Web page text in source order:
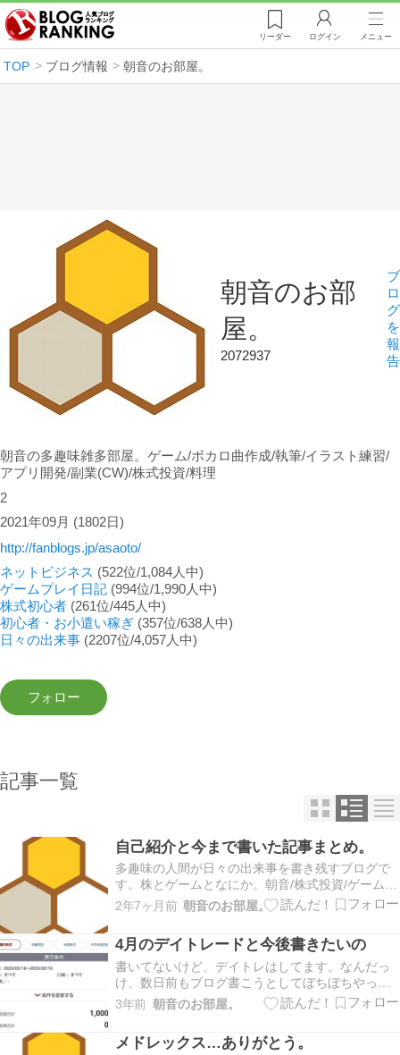
リーダー ログイン メニュー
TOP ブログ情報 朝音のお部屋。
朝音のお部
屋。
2072937
ブ
ロ
グ
を
報
告
朝音の多趣味雑多部屋。ゲーム/ボカロ曲作成/執筆/イラスト練習/
アプリ開発/副業(CW)/株式投資/料理
2
2021年09月 (1802日)
http://fanblogs.jp/asaoto/
ネットビジネス (522位/1,084人中)
ゲームプレイ日記 (994位/1,990人中)
株式初心者 (261位/445人中)
初心者・お小遣い稼ぎ (357位/638人中)
日々の出来事 (2207位/4,057人中)
記事一覧
自己紹介と今まで書いた記事まとめ。
多趣味の人間が日々の出来事を書き残すブログで
す。株とゲームとなにか。朝音/株式投資/ゲーム/
ボカロが好き/資産は280万で2023年中に300万を
目標にしています。デイトレ練習日誌は元手20万
→スイングトレードのように行っています。書…
2年7ヶ月前 朝音のお部屋。
4月のデイトレードと今後書きたいの
書いてないけど、デイトレはしてます。なんだっ
け、数日前もブログ書こうとしてぼちぼちやって
たらなんか知らないけど？書いたやつ全部消えち
ゃって…(アホ)ヤル気またなくしてしまいました( ˙
出したって感じですね…！とりあえずこまめに…
3年前 朝音のお部屋。
メドレックス…ありがとう。